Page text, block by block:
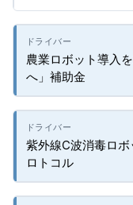
農業ロボット導入
へ」補助金
紫外線C波消毒ロ
ロトコル